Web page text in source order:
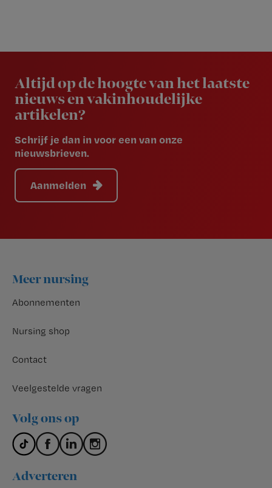
Altijd op de hoogte van het laatste
nieuws en vakinhoudelijke
artikelen?
Schrijf je dan in voor een van onze
nieuwsbrieven.
Aanmelden
Footer
Meer nursing
Abonnementen
Nursing shop
Contact
Veelgestelde vragen
Volg ons op
Adverteren